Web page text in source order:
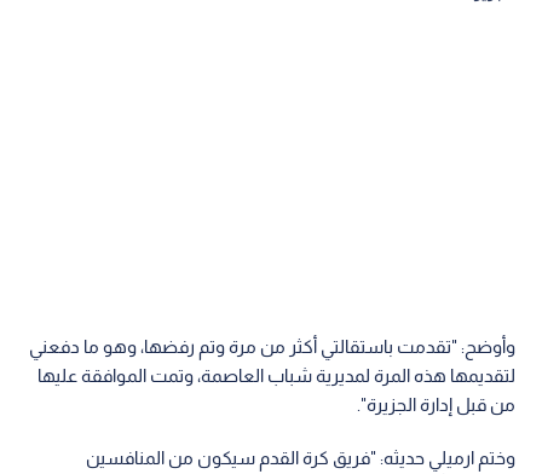
وأوضح: "تقدمت باستقالتي أكثر من مرة وتم رفضها، وهو ما دفعني
لتقديمها هذه المرة لمديرية شباب العاصمة، وتمت الموافقة عليها
من قبل إدارة الجزيرة".
وختم ارميلي حديثه: "فريق كرة القدم سيكون من المنافسين